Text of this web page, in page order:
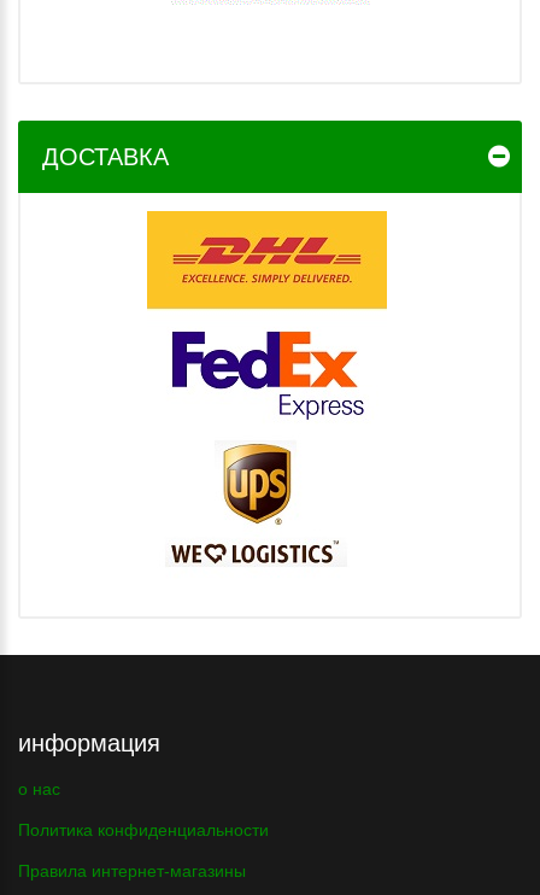
ДОСТАВКА
информация
о нас
Политика конфиденциальности
Правила интернет-магазины